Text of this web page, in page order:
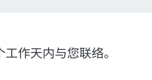
作天内与您联络。